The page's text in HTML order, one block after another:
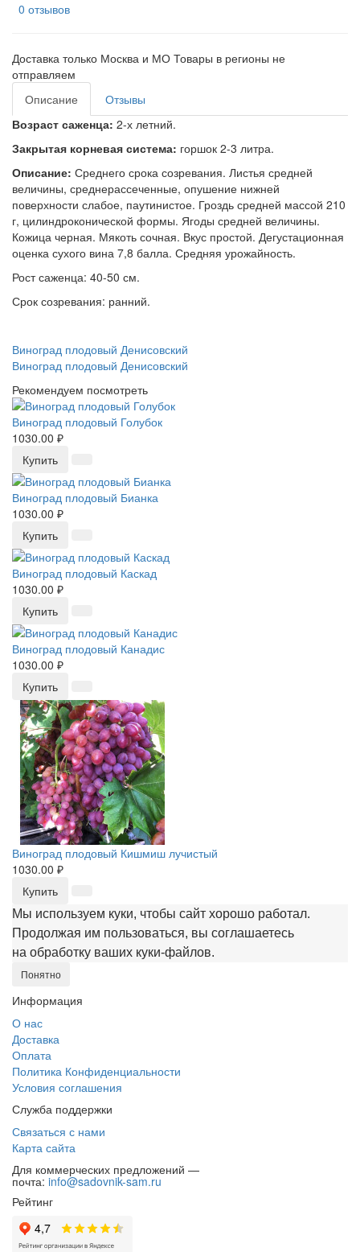
0 отзывов
Доставка только Москва и МО Товары в регионы не
отправляем
Описание
Отзывы
Возраст саженца: 2-х летний.
Закрытая корневая система: горшок 2-3 литра.
Описание: Среднего срока созревания. Листья средней
величины, среднерассеченные, опушение нижней
поверхности слабое, паутинистое. Гроздь средней массой 210
г, цилиндроконической формы. Ягоды средней величины.
Кожица черная. Мякоть сочная. Вкус простой. Дегустационная
оценка сухого вина 7,8 балла. Средняя урожайность.
Рост саженца: 40-50 см.
Срок созревания: ранний.
Виноград плодовый Денисовский
Виноград плодовый Денисовский
Рекомендуем посмотреть
Виноград плодовый Голубок
1030.00 ₽
Купить
Виноград плодовый Бианка
1030.00 ₽
Купить
Виноград плодовый Каскад
1030.00 ₽
Купить
Виноград плодовый Канадис
1030.00 ₽
Купить
Виноград плодовый Кишмиш лучистый
1030.00 ₽
Купить
Мы используем куки, чтобы сайт хорошо работал.
Продолжая им пользоваться, вы соглашаетесь
на обработку ваших куки‑файлов.
Понятно
Информация
О нас
Доставка
Оплата
Политика Конфиденциальности
Условия соглашения
Служба поддержки
Связаться с нами
Карта сайта
Для коммерческих предложений —
почта: info@sadovnik-sam.ru
Рейтинг